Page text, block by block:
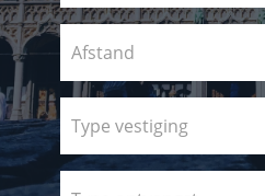
Afstand
Type vestiging